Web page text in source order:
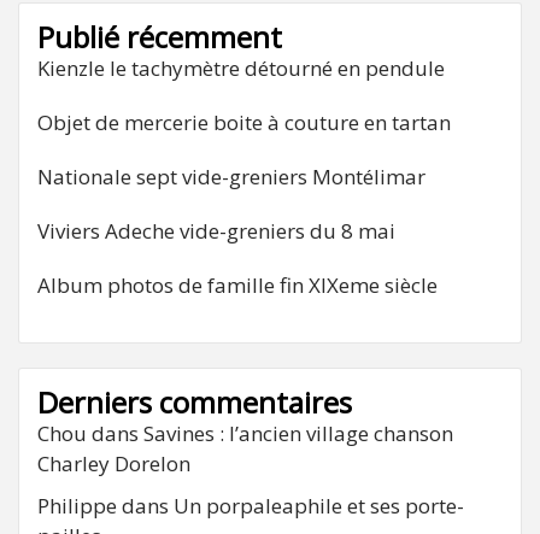
Publié récemment
Kienzle le tachymètre détourné en pendule
Objet de mercerie boite à couture en tartan
Nationale sept vide-greniers Montélimar
Viviers Adeche vide-greniers du 8 mai
Album photos de famille fin XIXeme siècle
Derniers commentaires
Chou dans Savines : l’ancien village chanson
Charley Dorelon
Philippe dans Un porpaleaphile et ses porte-